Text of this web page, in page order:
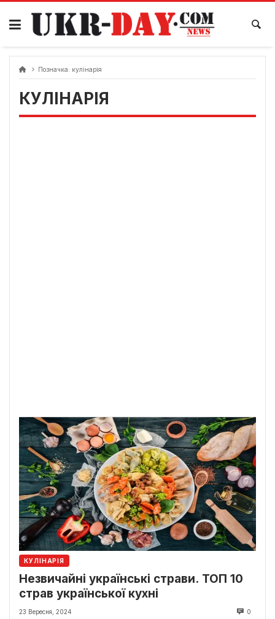
Перейти
вмісту
Позначка: кулінарія
КУЛІНАРІЯ
КУЛІНАРІЯ
Незвичайні українські страви. ТОП 10
страв української кухні
23 Вересня, 2024 0